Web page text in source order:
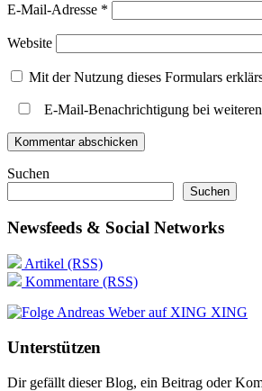
E-Mail-Adresse *
Website
Mit der Nutzung dieses Formulars
E-Mail-Benachrichtigung bei
Suchen
Suchen
Newsfeeds & Social Networks
Artikel (RSS)
Kommentare (RSS)
XING
Unterstützen
Dir gefällt dieser Blog, ein Beitrag oder